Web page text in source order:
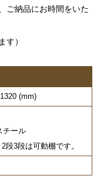
ご納品にお時間をいた
す）
(mm)
チール
3段は可動棚です。